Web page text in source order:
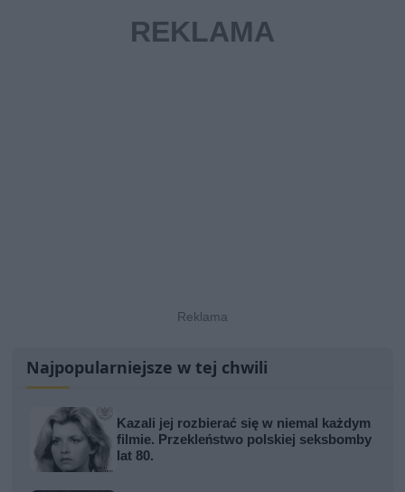
Najpopularniejsze w tej chwili
Kazali jej rozbierać się w niemal każdym
filmie. Przekleństwo polskiej seksbomby
lat 80.